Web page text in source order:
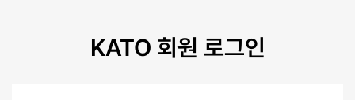
KATO 회원 로그인